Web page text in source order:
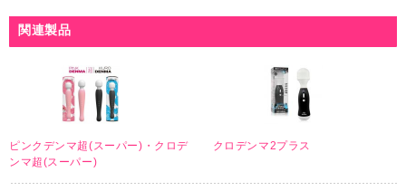
関連製品
ピンクデンマ超(スーパー)・クロデ
ンマ超(スーパー)
クロデンマ2プラス